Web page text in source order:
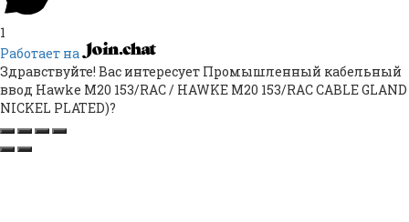
1
Работает на
Здравствуйте! Вас интересует Промышленный кабельный
ввод Hawke M20 153/RAC / HAWKE M20 153/RAC CABLE GLAND
NICKEL PLATED)?